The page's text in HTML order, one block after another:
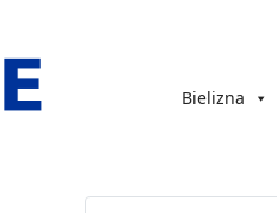
Bielizna